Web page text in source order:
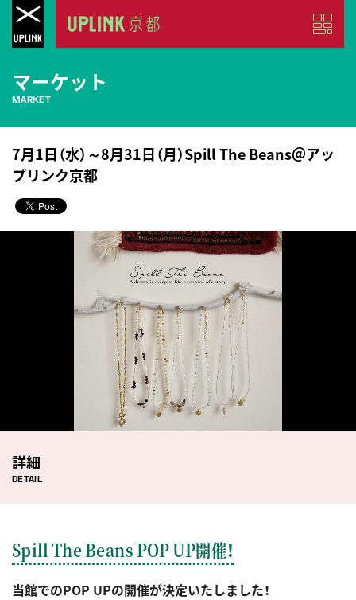
マーケット
MARKET
7月1日（水）～8月31日（月）Spill The Beans＠アッ
プリンク京都
詳細
DETAIL
Spill The Beans POP UP開催！
当館でのPOP UPの開催が決定いたしました！